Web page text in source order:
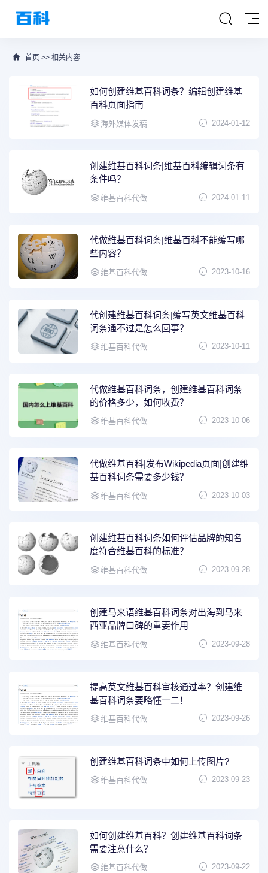
首页 >> 相关内容
如何创建维基百科词条？编辑创建维基
百科页面指南
海外媒体发稿 2024-01-12
创建维基百科词条|维基百科编辑词条有
条件吗？
维基百科代做 2024-01-11
代做维基百科词条|维基百科不能编写哪
些内容？
维基百科代做 2023-10-16
代创建维基百科词条|编写英文维基百科
词条通不过是怎么回事？
维基百科代做 2023-10-11
代做维基百科词条，创建维基百科词条
的价格多少，如何收费？
维基百科代做 2023-10-06
代做维基百科|发布Wikipedia页面|创建维
基百科词条需要多少钱？
维基百科代做 2023-10-03
创建维基百科词条如何评估品牌的知名
度符合维基百科的标准？
维基百科代做 2023-09-28
创建马来语维基百科词条对出海到马来
西亚品牌口碑的重要作用
维基百科代做 2023-09-28
提高英文维基百科审核通过率？创建维
基百科词条要略懂一二！
维基百科代做 2023-09-26
创建维基百科词条中如何上传图片?
维基百科代做 2023-09-23
如何创建维基百科？创建维基百科词条
需要注意什么？
维基百科代做 2023-09-22